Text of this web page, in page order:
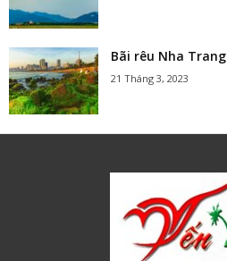
Bãi rêu Nha Trang
21 Tháng 3, 2023